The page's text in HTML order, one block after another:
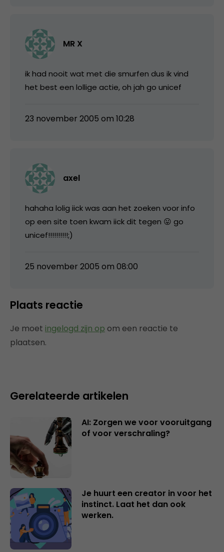
MR X
ik had nooit wat met die smurfen dus ik vind
het best een lollige actie, oh jah go unicef
23 november 2005 om 10:28
axel
hahaha lolig iick was aan het zoeken voor info
op een site toen kwam iick dit tegen 😛 go
unicef!!!!!!!!!!;)
25 november 2005 om 08:00
Plaats reactie
Je moet ingelogd zijn op om een reactie te
plaatsen.
Gerelateerde artikelen
AI: Zorgen we voor vooruitgang
of voor verschraling?
Je huurt een creator in voor het
instinct. Laat het dan ook
werken.